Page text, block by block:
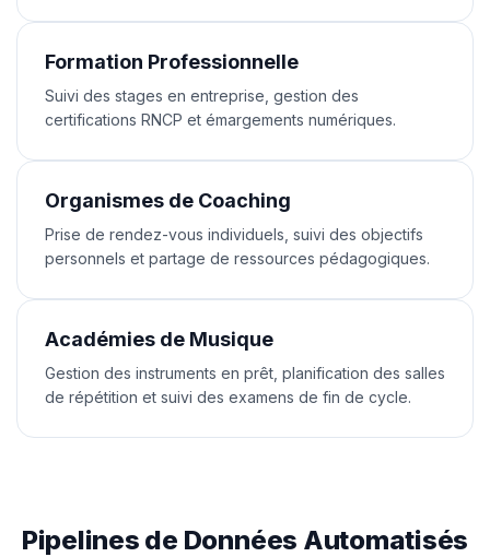
Formation Professionnelle
Suivi des stages en entreprise, gestion des
certifications RNCP et émargements numériques.
Organismes de Coaching
Prise de rendez-vous individuels, suivi des objectifs
personnels et partage de ressources pédagogiques.
Académies de Musique
Gestion des instruments en prêt, planification des salles
de répétition et suivi des examens de fin de cycle.
Pipelines de Données Automatisés